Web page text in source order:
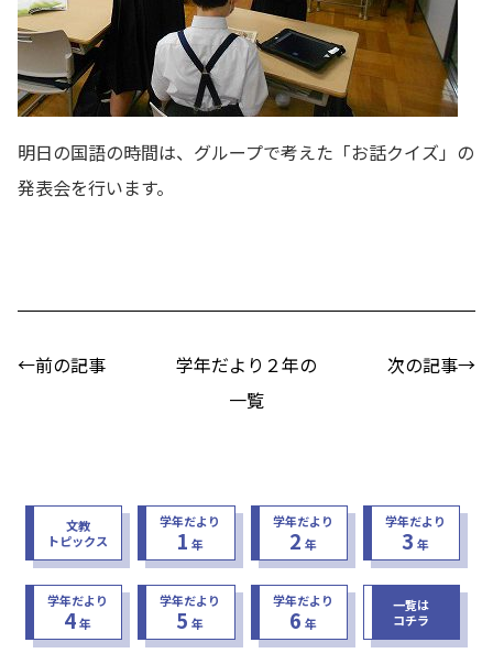
明日の国語の時間は、グループで考えた「お話クイズ」の
発表会を行います。
←前の記事
学年だより２年の
一覧
次の記事→
文教
トピックス
学年だより
1 年
学年だより
2 年
学年だより
3 年
学年だより
4年
学年だより
5 年
学年だより
6 年
一覧は
コチラ